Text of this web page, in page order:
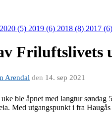
2020 (5) 2019 (6) 2018 (8) 2017 (6)
Friluftslivets
Arendal den 14. sep 2021
ble åpnet med langtur søndag
Med utgangspunkt i fra